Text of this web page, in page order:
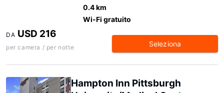
0.4 km
Wi-Fi gratuito
DA USD 216
per camera / per notte Seleziona
Hampton Inn Pittsburgh